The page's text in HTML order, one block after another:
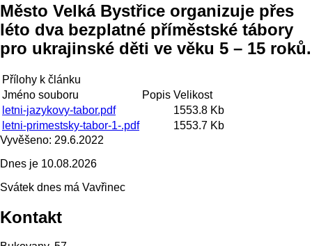
Město Velká Bystřice organizuje přes
léto dva bezplatné příměstské tábory
pro ukrajinské děti ve věku 5 – 15 roků.
Přílohy k článku
Jméno souboru
Popis Velikost
letni-jazykovy-tabor.pdf
1553.8 Kb
letni-primestsky-tabor-1-.pdf
1553.7 Kb
Vyvěšeno: 29.6.2022
Dnes je 10.08.2026
Svátek dnes má Vavřinec
Kontakt